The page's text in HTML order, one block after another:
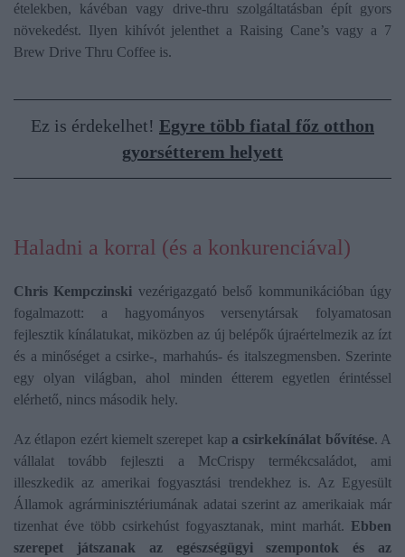
ételekben, kávéban vagy drive-thru szolgáltatásban épít gyors
növekedést. Ilyen kihívót jelenthet a Raising Cane’s vagy a 7
Brew Drive Thru Coffee is.
Ez is érdekelhet! Egyre több fiatal főz otthon
gyorsétterem helyett
Haladni a korral (és a konkurenciával)
Chris Kempczinski vezérigazgató belső kommunikációban úgy
fogalmazott: a hagyományos versenytársak folyamatosan
fejlesztik kínálatukat, miközben az új belépők újraértelmezik az ízt
és a minőséget a csirke-, marhahús- és italszegmensben. Szerinte
egy olyan világban, ahol minden étterem egyetlen érintéssel
elérhető, nincs második hely.
Az étlapon ezért kiemelt szerepet kap a csirkekínálat bővítése. A
vállalat tovább fejleszti a McCrispy termékcsaládot, ami
illeszkedik az amerikai fogyasztási trendekhez is. Az Egyesült
Államok agrárminisztériumának adatai szerint az amerikaiak már
tizenhat éve több csirkehúst fogyasztanak, mint marhát. Ebben
szerepet játszanak az egészségügyi szempontok és az